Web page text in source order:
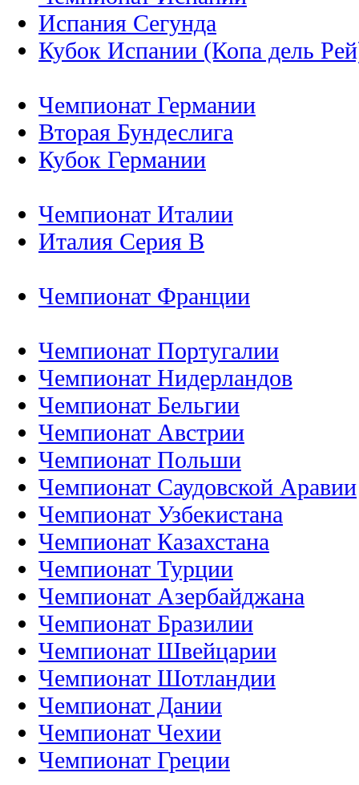
Испания Сегунда
Кубок Испании (Копа дель
Чемпионат Германии
Вторая Бундеслига
Кубок Германии
Чемпионат Италии
Италия Серия B
Чемпионат Франции
Чемпионат Португалии
Чемпионат Нидерландов
Чемпионат Бельгии
Чемпионат Австрии
Чемпионат Польши
Чемпионат Саудовской Аравии
Чемпионат Узбекистана
Чемпионат Казахстана
Чемпионат Турции
Чемпионат Азербайджана
Чемпионат Бразилии
Чемпионат Швейцарии
Чемпионат Шотландии
Чемпионат Дании
Чемпионат Чехии
Чемпионат Греции